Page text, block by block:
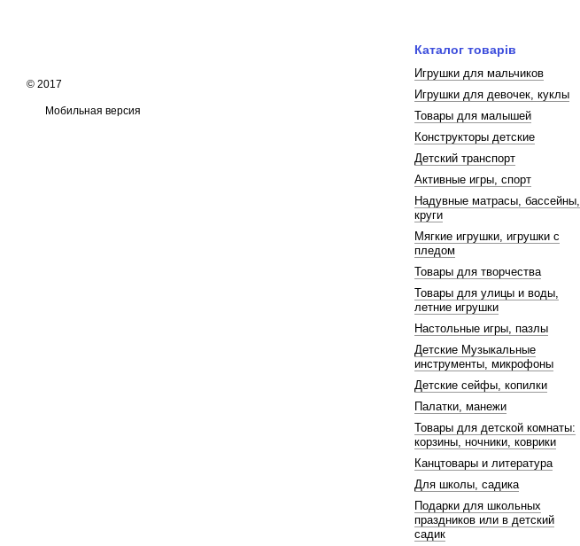
© 2017
Мобильная версия
Каталог товарів
Игрушки для мальчиков
Игрушки для девочек, куклы
Товары для малышей
Конструкторы детские
Детский транспорт
Активные игры, спорт
Надувные матрасы, бассейны,
круги
Мягкие игрушки, игрушки с
пледом
Товары для творчества
Товары для улицы и воды,
летние игрушки
Настольные игры, пазлы
Детские Музыкальные
инструменты, микрофоны
Детские сейфы, копилки
Палатки, манежи
Товары для детской комнаты:
корзины, ночники, коврики
Канцтовары и литература
Для школы, садика
Подарки для школьных
праздников или в детский
садик